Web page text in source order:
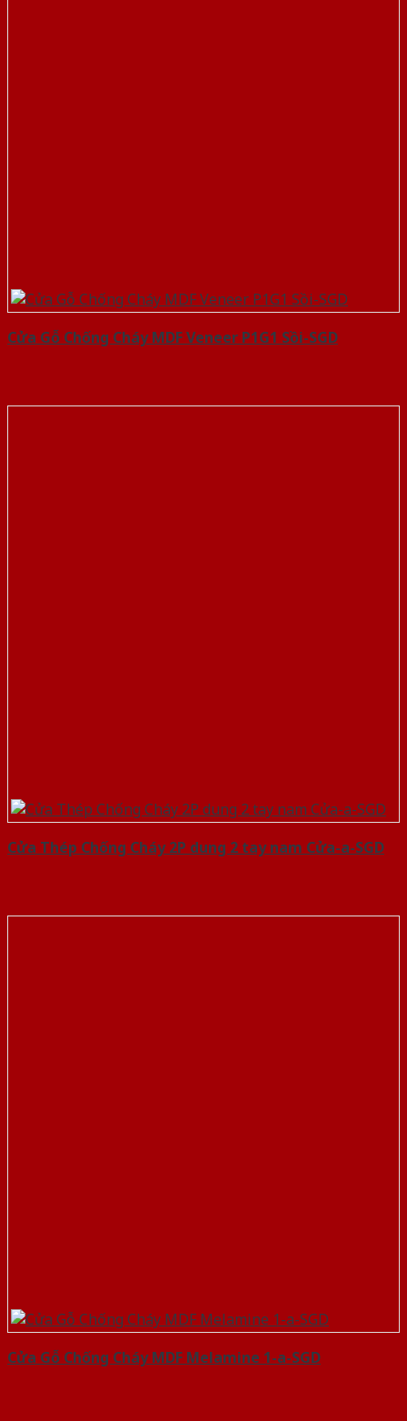
Cửa Gỗ Chống Cháy MDF Veneer P1G1 Sồi-SGD
Cửa Thép Chống Cháy 2P dung 2 tay nam Cửa-a-SGD
Cửa Gỗ Chống Cháy MDF Melamine 1-a-SGD